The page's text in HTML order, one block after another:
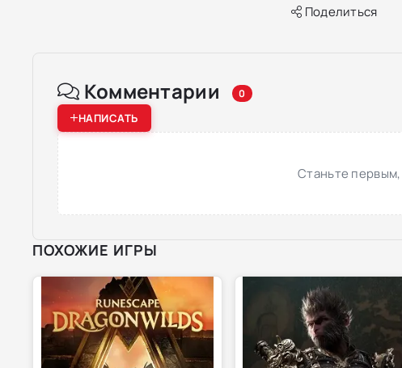
Поделиться
Комментарии 0
НАПИСАТЬ
Станьте
ПОХОЖИЕ ИГРЫ